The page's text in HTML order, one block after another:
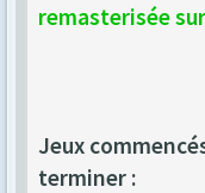
remasterisée
Jeux
terminer :